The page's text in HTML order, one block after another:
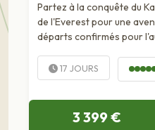
Partez à la conquête du
de l'Everest pour une
départs confirmés pour
camp de base de
ciel"... Pour y...
17 JOURS
3 399 €